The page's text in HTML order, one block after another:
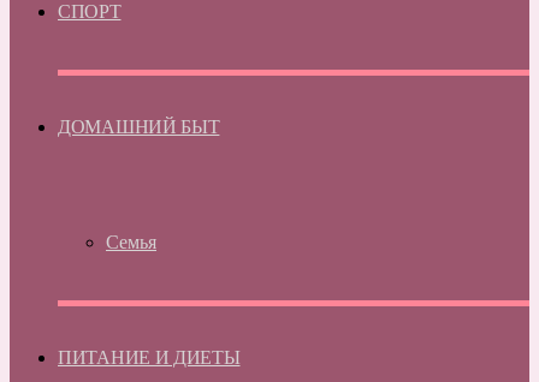
СПОРТ
ДОМАШНИЙ БЫТ
Семья
ПИТАНИЕ И ДИЕТЫ